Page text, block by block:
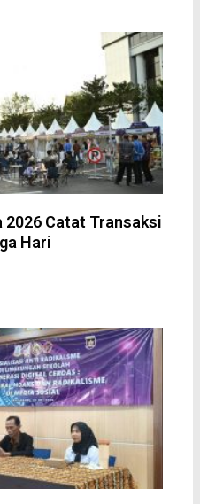
2026 Catat Transaksi
Hari